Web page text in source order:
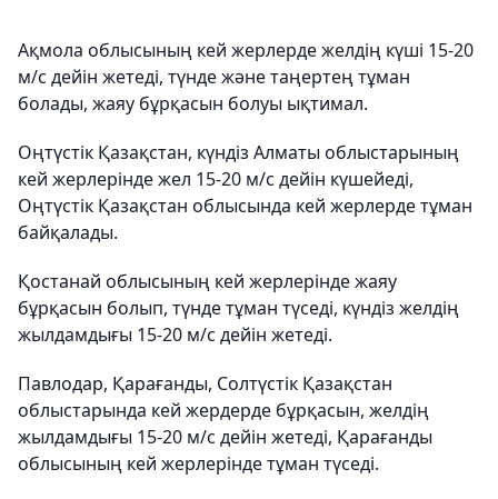
Ақмола облысының кей жерлерде желдің күші 15-20
м/с дейін жетеді, түнде және таңертең тұман
болады, жаяу бұрқасын болуы ықтимал.
Оңтүстік Қазақстан, күндіз Алматы облыстарының
кей жерлерінде жел 15-20 м/с дейін күшейеді,
Оңтүстік Қазақстан облысында кей жерлерде тұман
байқалады.
Қостанай облысының кей жерлерінде жаяу
бұрқасын болып, түнде тұман түседі, күндіз желдің
жылдамдығы 15-20 м/с дейін жетеді.
Павлодар, Қарағанды, Солтүстік Қазақстан
облыстарында кей жердерде бұрқасын, желдің
жылдамдығы 15-20 м/с дейін жетеді, Қарағанды
облысының кей жерлерінде тұман түседі.